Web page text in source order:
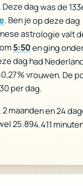
dag was de
. Ben je op deze dag
astrologie valt
5:50en ging
dag had
vrouwen. De
per dag.
maanden en 24
25.894.411